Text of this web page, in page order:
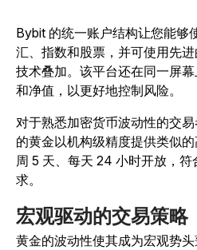
Bybit 的统一账户结构让您能够
汇、指数和股票，并可使用先
技术叠加。该平台还在同一屏
和净值，以更好地控制风险。
对于熟悉加密货币波动性的交
的黄金以机构级精度提供类似
周 5 天、每天 24 小时开放，
求。
宏观驱动的交易策略
黄金的波动性使其成为宏观势